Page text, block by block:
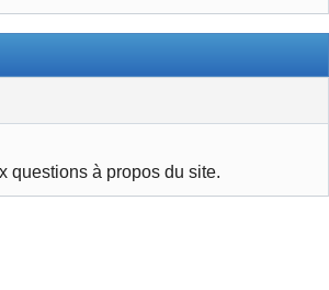
questions à propos du site.